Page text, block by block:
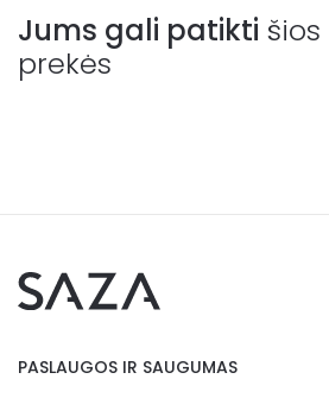
Jums gali patikti šios
prekės
PASLAUGOS IR SAUGUMAS